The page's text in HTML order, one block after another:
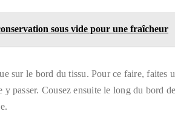
sous vide pour une fraîcheur
sur le bord du tissu. Pour ce faire, faites
passer. Cousez ensuite le long du bord